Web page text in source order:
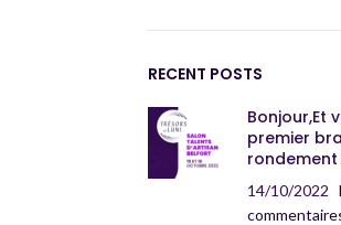
RECENT POSTS
Bonjour,Et
premier
rondement
14/10/2022